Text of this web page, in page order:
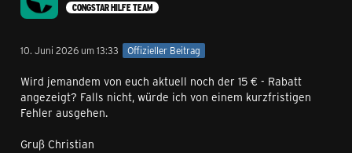
CONGSTAR HILFE TEAM
10. Juni 2026 um 13:33 Offizieller Beitrag
Wird jemandem von euch aktuell noch der 15 € - Rabatt
angezeigt? Falls nicht, würde ich von einem kurzfristigen
Fehler ausgehen.
Gruß Christian